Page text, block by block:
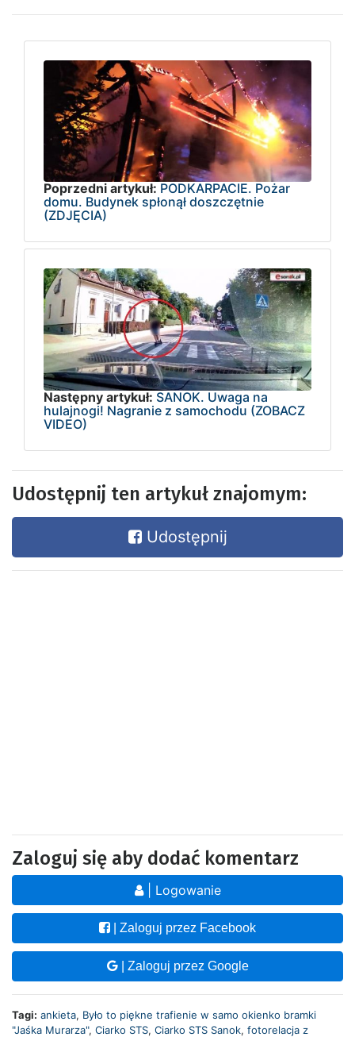
Poprzedni artykuł: PODKARPACIE. Pożar
domu. Budynek spłonął doszczętnie
(ZDJĘCIA)
Następny artykuł: SANOK. Uwaga na
hulajnogi! Nagranie z samochodu (ZOBACZ
VIDEO)
Udostępnij ten artykuł znajomym:
Udostępnij
Zaloguj się aby dodać komentarz
| Logowanie
| Zaloguj przez Facebook
| Zaloguj przez Google
Tagi: ankieta, Było to piękne trafienie w samo okienko bramki
"Jaśka Murarza", Ciarko STS, Ciarko STS Sanok, fotorelacja z